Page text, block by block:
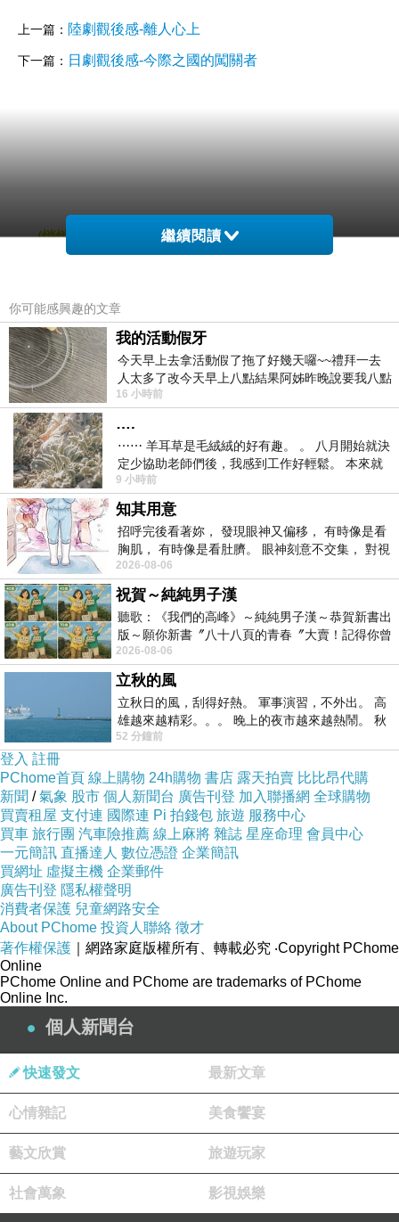
上一篇： 陸劇觀後感-離人心上
下一篇： 日劇觀後感-今際之國的闖關者
(悄悄話)
2020-12-03 17:05:23
繼續閱讀
你可能感興趣的文章
我的活動假牙
今天早上去拿活動假了拖了好幾天囉~~禮拜一去
人太多了改今天早上八點結果阿姊昨晚說要我八點
去西螺農會~回到莿桐都8點半多了
16 小時前
….
⋯⋯ 羊耳草是毛絨絨的好有趣。 。 八月開始就決
定少協助老師們後，我感到工作好輕鬆。 本來就
不是我的工作啊。 真
9 小時前
知其用意
招呼完後看著妳， 發現眼神又偏移， 有時像是看
胸肌， 有時像是看肚臍。 眼神刻意不交集， 對視
視線不對齊， 讓我很難不
2026-08-06
祝賀～純純男子漢
聽歌：《我們的高峰》～純純男子漢～恭賀新書出
版～願你新書〞八十八頁的青春〞大賣！記得你曾
經在我的版留言…「好讚的圖^^感覺大家
2026-08-06
立秋的風
立秋日的風，刮得好熱。 軍事演習，不外出。 高
雄越來越精彩。。。 晚上的夜市越來越熱鬧。 秋
天的風刮得很熱 夜遊消暑熱。。。
52 分鐘前
登入 註冊
PChome首頁 線上購物 24h購物 書店 露天拍賣 比比昂代購
新聞 /氣象 股市 個人新聞台 廣告刊登 加入聯播網 全球購物
買賣租屋 支付連 國際連 Pi 拍錢包 旅遊 服務中心
買車 旅行團 汽車險推薦 線上麻將 雜誌 星座命理 會員中心
一元簡訊 直播達人 數位憑證 企業簡訊
買網址 虛擬主機 企業郵件
廣告刊登 隱私權聲明
消費者保護 兒童網路安全
About PChome 投資人聯絡 徵才
著作權保護 ｜網路家庭版權所有、轉載必究 ‧Copyright PChome
Online
PChome Online and PChome are trademarks of PChome
Online Inc.
個人新聞台
快速發文 最新文章
心情雜記 美食饗宴
藝文欣賞 旅遊玩家
社會萬象 影視娛樂